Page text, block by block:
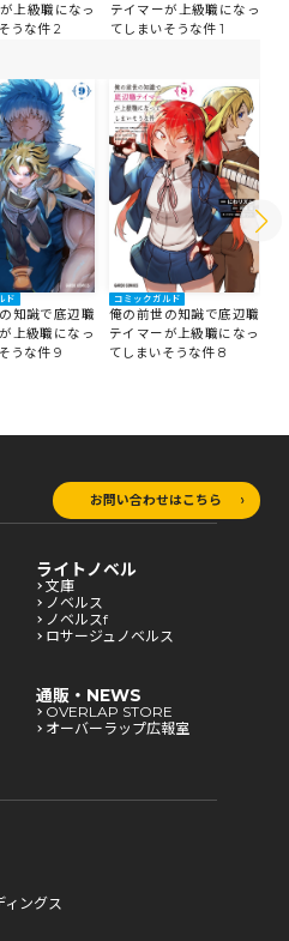
上級職になっ
うな件 2
テイマーが上級職になっ
てしまいそうな件 1
ド
知識で底辺職
上級職になっ
うな件 9
コミックガルド
俺の前世の知識で底辺職
テイマーが上級職になっ
てしまいそうな件 8
お問い合わせはこちら
ライトノベル
文庫
ノベルス
ノベルスf
ロサージュノベルス
通販・NEWS
OVERLAP STORE
オーバーラップ広報室
ングス